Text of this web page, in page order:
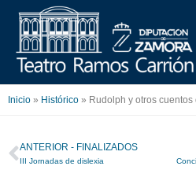
contenido
Inicio » Histórico » Rudolph y otros cuentos
Ant
ANTERIOR - FINALIZADOS
III Jornadas de dislexia